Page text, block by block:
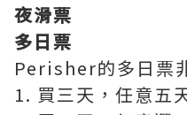
夜滑票
多日票
Perisher的多日票
1. 買三天，任意五